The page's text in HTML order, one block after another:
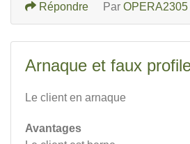
Par OPERA2305
Répondre
Arnaque et faux
Le client en arnaque
Avantages